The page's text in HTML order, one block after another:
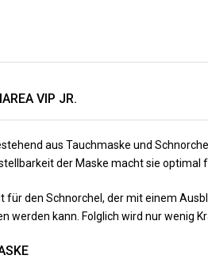
VIP JR.
aus Tauchmaske und
der Maske macht sie optimal
für den Schnorchel, der mit einem
werden kann. Folglich wird nur wenig